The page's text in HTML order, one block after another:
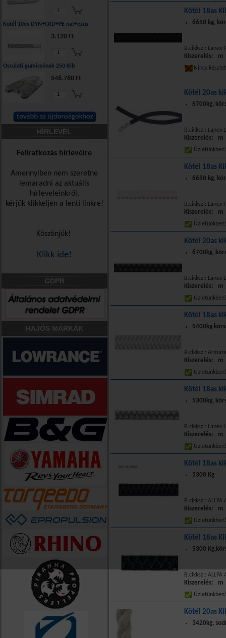
Kötél 10es DYN+CRD+PE nat+ezüs
3.120 Ft
Osculati gumicsónak 250 Rib
546.760 Ft
HÍRLEVÉL
Feliratkozás hírlevélre
Amennyiben nem szeretne
lemaradni az aktuális
hírleveleinkről,
kérjük klikkeljen a lenti linkre!
Köszönjük!
Klikk ide!
GDPR
HAJÓS MÁRKÁK
Kötél 18as
6650 kg,
B.cikksz.: Lanex
Kiszerelés: m
Nincs
Kötél 20as
6700kg,
B.cikksz.: Lanex
Kiszerelés: m
Kötél 18as
6650 kg,
B.cikksz.: Lanex
Kiszerelés: m
Kötél 20as
6700kg,
B.cikksz.: Lanex
Kiszerelés: m
Kötél 18as
5400kg
B.cikksz.:
Kiszerelés: m
Kötél 18as
5300kg,
B.cikksz.: Lanex
Kiszerelés: m
Kötél 18as
5300 Kg
B.cikksz.: ALLPA
Kiszerelés: m
Kötél 18as
5300
B.cikksz.: ALLPA
Kiszerelés: m
Kötél 20as
3420kg,